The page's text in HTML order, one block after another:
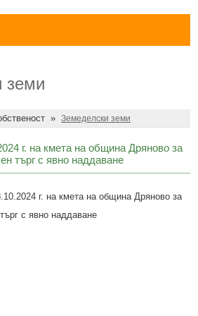
Дряново
Дряново
център
земи
»Земеделски земи
г. на кмета на община Дряново за
търг с явно наддаване
г. на кмета на община Дряново за
с явно наддаване
обслужване
мандат 2023-2027 г.
кучета